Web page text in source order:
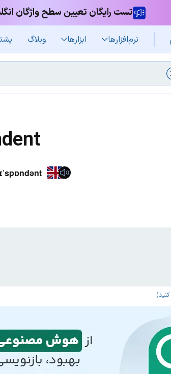
تست رایگان تعیین سطح واژگان
نرم‌افزار‌ها ابزارها وبلاگ